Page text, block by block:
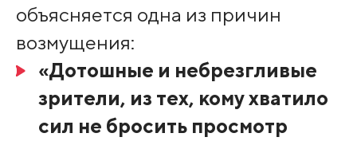
объясняется одна из причин
возмущения:
«Дотошные и небрезгливые
зрители, из тех, кому хватило
сил не бросить просмотр